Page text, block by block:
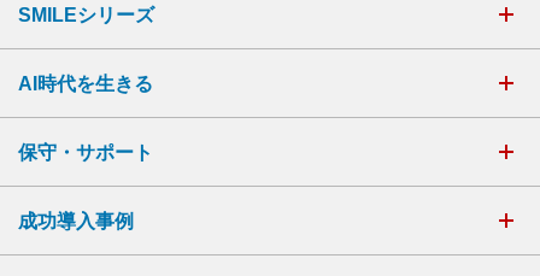
SMILEシリーズ
AI時代を生きる
保守・サポート
成功導入事例